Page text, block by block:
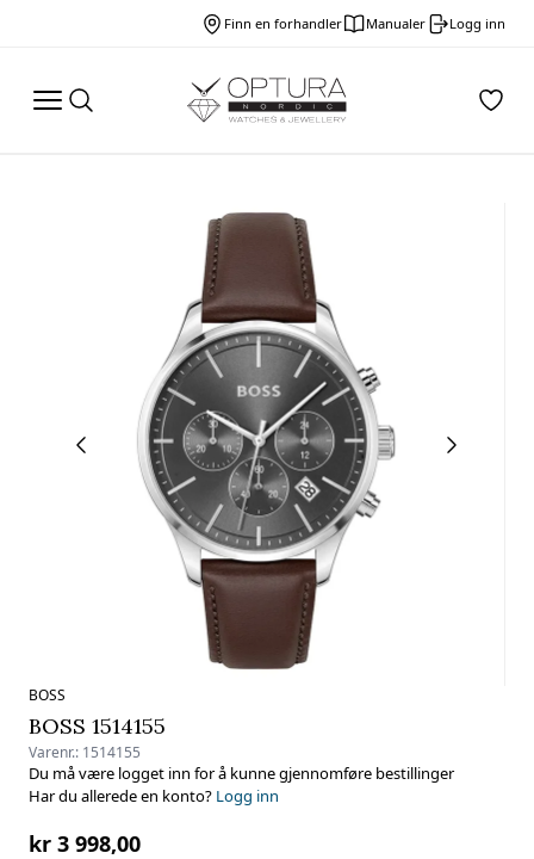
Finn en forhandler Manualer Logg inn
BOSS
BOSS 1514155
Varenr.: 1514155
Du må være logget inn for å kunne gjennomføre bestillinger
Har du allerede en konto? Logg inn
kr 3 998,00